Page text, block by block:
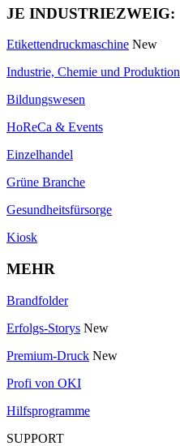
JE INDUSTRIEZWEIG:
Etikettendruckmaschine New
Industrie, Chemie und Produktion
Bildungswesen
HoReCa & Events
Einzelhandel
Grüne Branche
Gesundheitsfürsorge
Kiosk
MEHR
Brandfolder
Erfolgs-Storys New
Premium-Druck New
Profi von OKI
Hilfsprogramme
SUPPORT